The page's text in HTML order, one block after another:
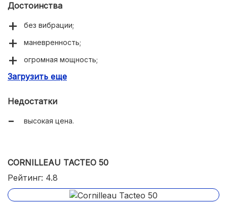
Достоинства
без вибрации;
маневренность;
огромная мощность;
солидная репутация бренда.
Загрузить еще
Недостатки
высокая цена.
CORNILLEAU TACTEO 50
Рейтинг: 4.8